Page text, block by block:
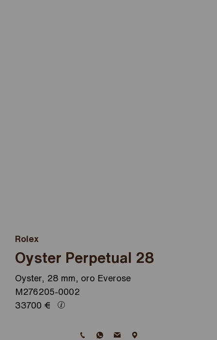
Rolex
Oyster Perpetual 28
Oyster, 28 mm, oro Everose
M276205-0002
33700 €